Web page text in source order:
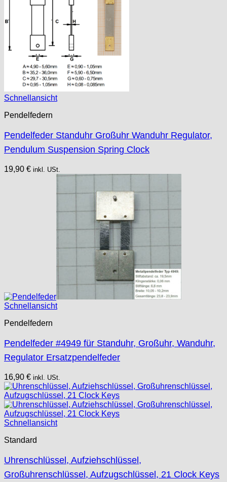
Schnellansicht
Pendelfedern
Pendelfeder Standuhr Großuhr Wanduhr Regulator,
Pendulum Suspension Spring Clock
19,90 € inkl. USt.
Schnellansicht
Pendelfedern
Pendelfeder #4949 für Standuhr, Großuhr, Wanduhr,
Regulator Ersatzpendelfeder
16,90 € inkl. USt.
Schnellansicht
Standard
Uhrenschlüssel, Aufziehschlüssel,
Großuhrenschlüssel, Aufzugschlüssel, 21 Clock Keys